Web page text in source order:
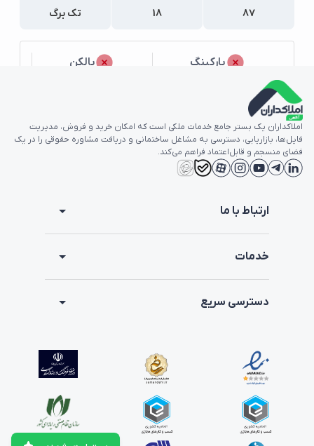
87
18 تک برگ
پارکینگ بالکن
مشخصات آگهی
امتیاز آگهی
توضیحات
معاوضه
توضیحات مخصوص مشاوران
املاکداران یک بستر جامع خدمات ملکی است که امکان خرید و فروش، مدیریت
فایل‌ها، بازاریابی، دسترسی به مشاغل ساختمانی و دریافت مشاوره حقوقی را در یک
فضای منسجم و قابل‌اعتماد فراهم می‌کند.
ارتباط با ما
خدمات
دسترسی سریع